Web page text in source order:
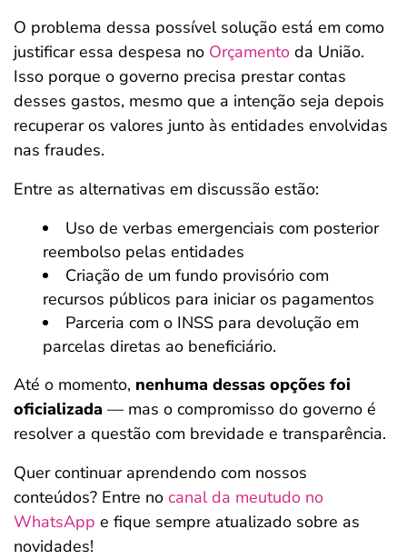
O problema dessa possível solução está em como
justificar essa despesa no Orçamento da União.
Isso porque o governo precisa prestar contas
desses gastos, mesmo que a intenção seja depois
recuperar os valores junto às entidades envolvidas
nas fraudes.
Entre as alternativas em discussão estão:
Uso de verbas emergenciais com posterior
reembolso pelas entidades
Criação de um fundo provisório com
recursos públicos para iniciar os pagamentos
Parceria com o INSS para devolução em
parcelas diretas ao beneficiário.
Até o momento, nenhuma dessas opções foi
oficializada — mas o compromisso do governo é
resolver a questão com brevidade e transparência.
Quer continuar aprendendo com nossos
conteúdos? Entre no canal da meutudo no
WhatsApp e fique sempre atualizado sobre as
novidades!